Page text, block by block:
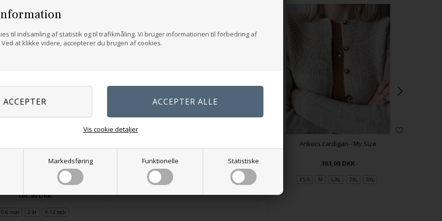
til indsamling af statistik og til trafikmåling. Vi bruger informationen til forbedring af
at klikke videre, accepterer du brugen af cookies.
Markedsføring Funktionelle Statistiske
Vis cookie detaljer
Mykines cardigan baby
161,00DKK
0-6 mdr 2 år 9-12 mdr
819,00
Ankers cardigan - My Size
303,00 DKK
XS-S M L-XL 2XL 3XL